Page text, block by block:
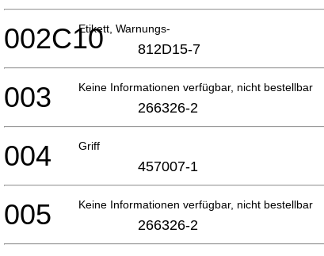
Etikett, Warnungs-
002C10 812D15-7
Keine Informationen verfügbar, nicht bestellbar
003 266326-2
Griff
004 457007-1
Keine Informationen verfügbar, nicht bestellbar
005 266326-2